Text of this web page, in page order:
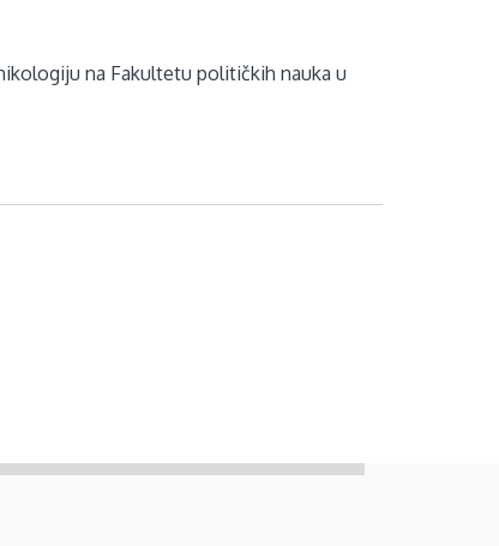
na Fakultetu političkih nauka u